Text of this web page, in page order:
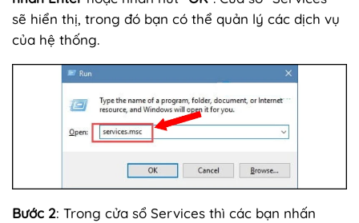
sẽ hiển thị, trong đó bạn có thể quản lý các dịch vụ
của hệ thống.
Bước 2: Trong cửa sổ Services thì các bạn nhấn